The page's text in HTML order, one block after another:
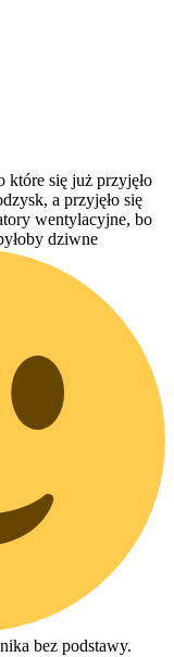
które się już przyjęło
a przyjęło się
wentylacyjne, bo
dziwne
bez podstawy.